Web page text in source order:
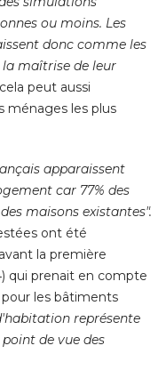
ou moins. Les
donc comme les
maîtrise de leur
peut aussi
ménages les plus
apparaissent
car 77% des
maisons existantes".
ont été
la première
qui prenait en compte
les bâtiments
représente
de vue des